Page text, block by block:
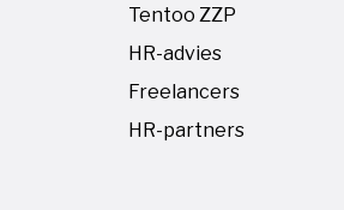
Tentoo ZZP
HR-advies
Freelancers
HR-partners